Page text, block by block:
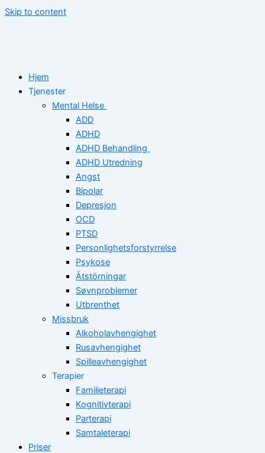
Skip to content
Hjem
Tjenester
Mental Helse
ADD
ADHD
ADHD Behandling
ADHD Utredning
Angst
Bipolar
Depresjon
OCD
PTSD
Personlighetsforstyrrelse
Psykose
Ätstörningar
Søvnproblemer
Utbrenthet
Missbruk
Alkoholavhengighet
Rusavhengighet
Spilleavhengighet
Terapier
Familieterapi
Kognitivterapi
Parterapi
Samtaleterapi
Priser